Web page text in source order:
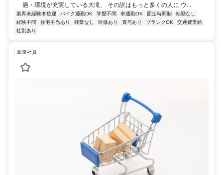
遇・環境が充実している大滝。 その訳はもっと多くの人に ウ...
業界未経験者歓迎 バイク通勤OK 学歴不問 車通勤OK 固定時間制
転勤なし
経験不問
住宅手当あり 残業なし 研修あり 賞与あり ブランクOK
交通費支給
社割あり
派遣社員